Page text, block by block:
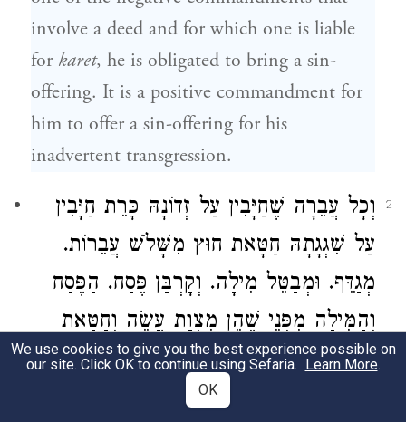
involve a deed and for which one is liable
for karet, he is obligated to bring a sin-
offering. It is a positive commandment for
him to offer a sin-offering for his
inadvertent transgression.
2
וְכָל עֲבֵרָה שֶׁחַיָּבִין עַל זְדוֹנָהּ כָּרֵת חַיָּבִין
עַל שִׁגְגָתָהּ חַטָּאת חוּץ מִשָּׁלֹשׁ עֲבֵרוֹת.
מְגַדֵּף. וּמְבַטֵּל מִילָה. וְקָרְבַּן פֶּסַח. הַפֶּסַח
וְהַמִּילָה מִפְּנֵי שֶׁהֵן מִצְוַת עֲשֵׂה וְחַטָּאת
אֵין מְבִיאִין אֶלָּא עַל שִׁגְגַת לֹא תַּעֲשֶׂה
ויקרא ד יג "אַחַת מִכָּל מִצְוֹת ה'
We use cookies to give you the best experience possible on
our site. Click OK to continue using Sefaria. Learn More.
OK